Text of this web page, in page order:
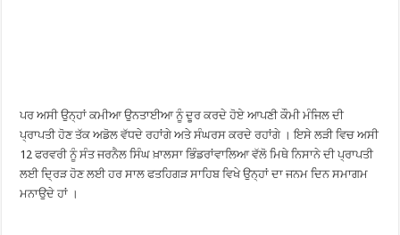
ਪਰ ਅਸੀ ਉਨ੍ਹਾਂ ਕਮੀਆ ਉਨਤਾਈਆ ਨੂੰ ਦੂਰ ਕਰਦੇ ਹੋਏ ਆਪਣੀ ਕੌਮੀ ਮੰਜਿਲ ਦੀ
ਪ੍ਰਾਪਤੀ ਹੋਣ ਤੱਕ ਅਡੋਲ ਵੱਧਦੇ ਰਹਾਂਗੇ ਅਤੇ ਸੰਘਰਸ ਕਰਦੇ ਰਹਾਂਗੇ । ਇਸੇ ਲੜੀ ਵਿਚ ਅਸੀ
12 ਫਰਵਰੀ ਨੂੰ ਸੰਤ ਜਰਨੈਲ ਸਿੰਘ ਖ਼ਾਲਸਾ ਭਿੰਡਰਾਂਵਾਲਿਆ ਵੱਲੋ ਮਿਥੇ ਨਿਸਾਨੇ ਦੀ ਪ੍ਰਾਪਤੀ
ਲਈ ਦ੍ਰਿੜ ਹੋਣ ਲਈ ਹਰ ਸਾਲ ਫਤਹਿਗੜ ਸਾਹਿਬ ਵਿਖੇ ਉਨ੍ਹਾਂ ਦਾ ਜਨਮ ਦਿਨ ਸਮਾਗਮ
ਮਨਾਉਦੇ ਹਾਂ ।